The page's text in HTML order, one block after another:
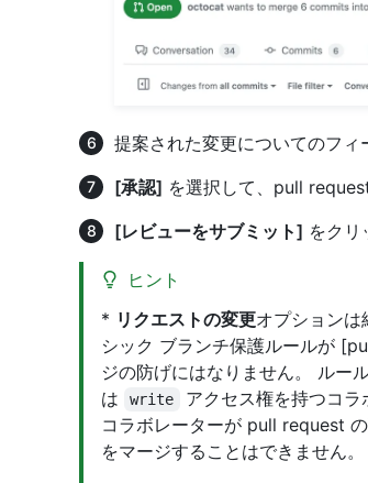
提案された変更についてのフィ
[承認] を選択して、pull
[レビューをサブミット] をクリ
ヒント
* リクエストの変更オプションは
シック ブランチ保護ルールが
ジの防げにはなりません。 ルー
は
write
アクセス権を持つコ
コラボレーターが pull request
をマージすることはできません。